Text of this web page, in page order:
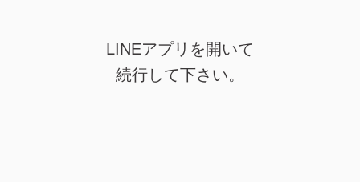
LINEアプリを開いて
続行して下さい。